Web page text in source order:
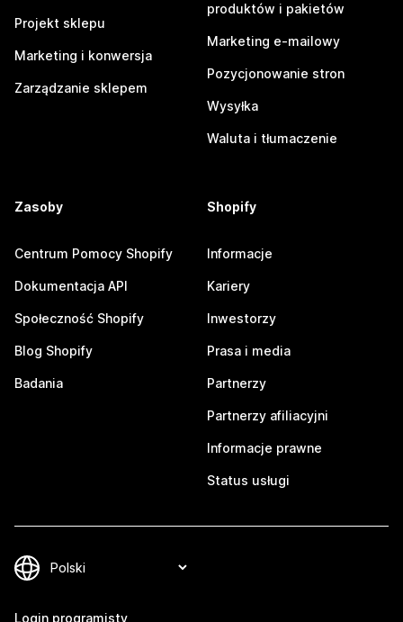
Projekt sklepu
Marketing i konwersja
Zarządzanie sklepem
produktów i pakietów
Marketing e-mailowy
Pozycjonowanie stron
Wysyłka
Waluta i tłumaczenie
Zasoby
Centrum Pomocy Shopify
Dokumentacja API
Społeczność Shopify
Blog Shopify
Badania
Shopify
Informacje
Kariery
Inwestorzy
Prasa i media
Partnerzy
Partnerzy afiliacyjni
Informacje prawne
Status usługi
Login programisty